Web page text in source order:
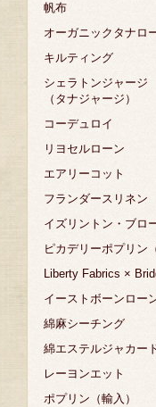
帆布
オーガニックタナロ
キルティング
シェラトンジャージ
（タナジャージ）
コーデュロイ
リヨセルローン
エアリーコット
フランダースリネン
イズリントン・ブロ
ピカデリーポプリン
Liberty Fabrics ×
イーストボーンロー
綿麻シーチング
綿エステルジャカー
レーヨンエット
ポプリン（輸入）